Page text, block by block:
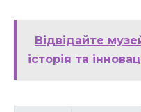
Відвідайте
історія та